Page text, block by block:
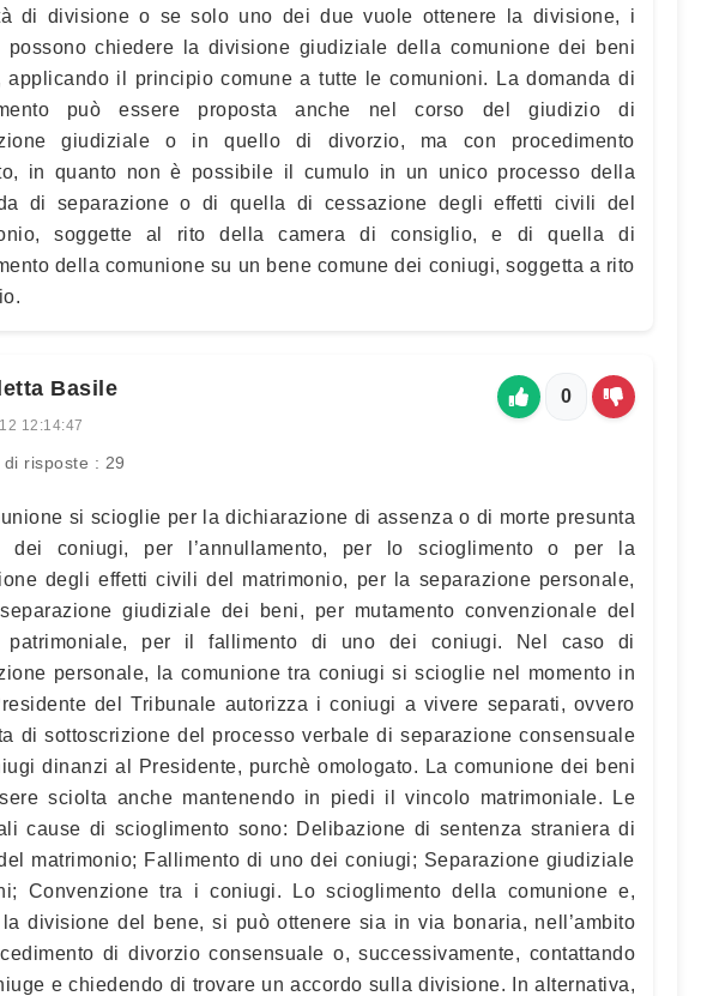
di divisione o se solo uno dei due vuole ottenere la divisione, i
possono chiedere la divisione giudiziale della comunione dei beni
applicando il principio comune a tutte le comunioni. La domanda di
può essere proposta anche nel corso del giudizio di
giudiziale o in quello di divorzio, ma con procedimento
in quanto non è possibile il cumulo in un unico processo della
di separazione o di quella di cessazione degli effetti civili del
soggette al rito della camera di consiglio, e di quella di
della comunione su un bene comune dei coniugi, soggetta a rito
Basile
12:14:47
di risposte : 29
0
si scioglie per la dichiarazione di assenza o di morte presunta
dei coniugi, per l’annullamento, per lo scioglimento o per la
degli effetti civili del matrimonio, per la separazione personale,
giudiziale dei beni, per mutamento convenzionale del
patrimoniale, per il fallimento di uno dei coniugi. Nel caso di
personale, la comunione tra coniugi si scioglie nel momento in
del Tribunale autorizza i coniugi a vivere separati, ovvero
di sottoscrizione del processo verbale di separazione consensuale
dinanzi al Presidente, purchè omologato. La comunione dei beni
sciolta anche mantenendo in piedi il vincolo matrimoniale. Le
cause di scioglimento sono: Delibazione di sentenza straniera di
matrimonio; Fallimento di uno dei coniugi; Separazione giudiziale
Convenzione tra i coniugi. Lo scioglimento della comunione e,
divisione del bene, si può ottenere sia in via bonaria, nell’ambito
di divorzio consensuale o, successivamente, contattando
e chiedendo di trovare un accordo sulla divisione. In alternativa,